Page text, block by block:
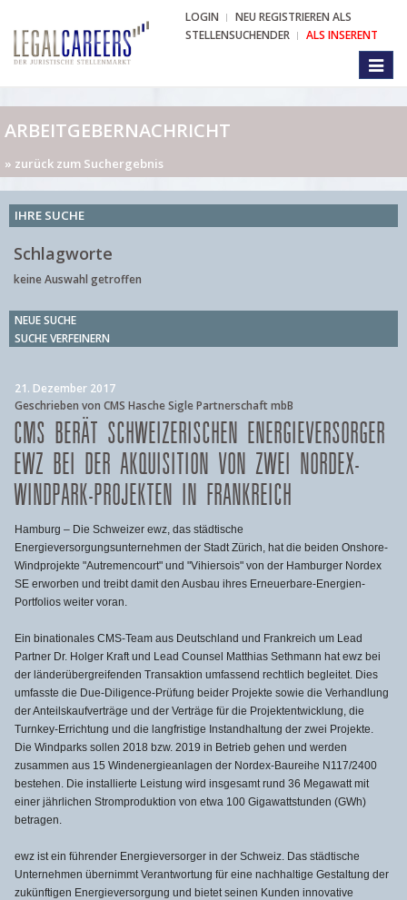
LOGIN
NEU REGISTRIEREN ALS
STELLENSUCHENDER
ALS INSERENT
ARBEITGEBERNACHRICHT
» zurück zum Suchergebnis
IHRE SUCHE
Schlagworte
keine Auswahl getroffen
NEUE SUCHE
SUCHE VERFEINERN
21. Dezember 2017
Geschrieben von CMS Hasche Sigle Partnerschaft mbB
CMS BERÄT SCHWEIZERISCHEN ENERGIEVERSORGER
EWZ BEI DER AKQUISITION VON ZWEI NORDEX-
WINDPARK-PROJEKTEN IN FRANKREICH
Hamburg – Die Schweizer ewz, das städtische
Energieversorgungsunternehmen der Stadt Zürich, hat die beiden Onshore-
Windprojekte "Autremencourt" und "Vihiersois" von der Hamburger Nordex
SE erworben und treibt damit den Ausbau ihres Erneuerbare-Energien-
Portfolios weiter voran.
Ein binationales CMS-Team aus Deutschland und Frankreich um Lead
Partner Dr. Holger Kraft und Lead Counsel Matthias Sethmann hat ewz bei
der länderübergreifenden Transaktion umfassend rechtlich begleitet. Dies
umfasste die Due-Diligence-Prüfung beider Projekte sowie die Verhandlung
der Anteilskaufverträge und der Verträge für die Projektentwicklung, die
Turnkey-Errichtung und die langfristige Instandhaltung der zwei Projekte.
Die Windparks sollen 2018 bzw. 2019 in Betrieb gehen und werden
zusammen aus 15 Windenergieanlagen der Nordex-Baureihe N117/2400
bestehen. Die installierte Leistung wird insgesamt rund 36 Megawatt mit
einer jährlichen Stromproduktion von etwa 100 Gigawattstunden (GWh)
betragen.
ewz ist ein führender Energieversorger in der Schweiz. Das städtische
Unternehmen übernimmt Verantwortung für eine nachhaltige Gestaltung der
zukünftigen Energieversorgung und bietet seinen Kunden innovative